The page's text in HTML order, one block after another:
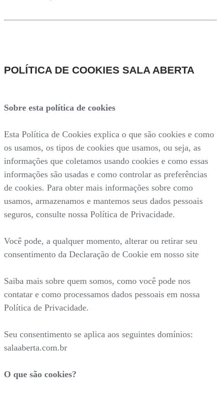
POLÍTICA DE COOKIES SALA ABERTA
Sobre esta política de cookies
Esta Política de Cookies explica o que são cookies e como
os usamos, os tipos de cookies que usamos, ou seja, as
informações que coletamos usando cookies e como essas
informações são usadas e como controlar as preferências
de cookies. Para obter mais informações sobre como
usamos, armazenamos e mantemos seus dados pessoais
seguros, consulte nossa Política de Privacidade.
Você pode, a qualquer momento, alterar ou retirar seu
consentimento da Declaração de Cookie em nosso site
Saiba mais sobre quem somos, como você pode nos
contatar e como processamos dados pessoais em nossa
Política de Privacidade.
Seu consentimento se aplica aos seguintes domínios:
salaaberta.com.br
O que são cookies?